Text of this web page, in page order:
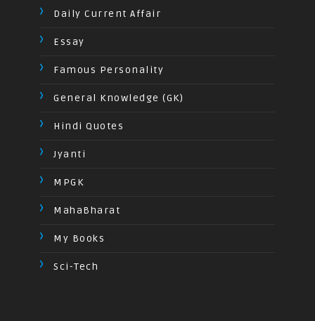
Daily Current Affair
Essay
Famous Personality
General Knowledge (GK)
Hindi Quotes
Jyanti
MPGK
MahaBharat
My Books
Sci-Tech